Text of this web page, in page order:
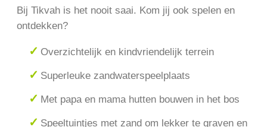
Bij Tikvah is het nooit saai. Kom jij ook spelen en
ontdekken?
Overzichtelijk en kindvriendelijk terrein
Superleuke zandwaterspeelplaats
Met papa en mama hutten bouwen in het bos
Speeltuintjes met zand om lekker te graven en